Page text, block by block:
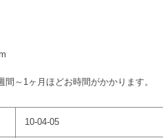
～1ヶ月ほどお時間がかかります。
10-04-05